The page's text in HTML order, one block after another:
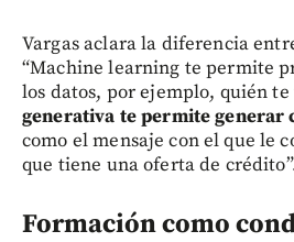
Vargas aclara la diferencia
“Machine learning te permite
los datos, por ejemplo, quién te
generativa te permite generar
como el mensaje con el que le
que tiene una oferta de
Formación como